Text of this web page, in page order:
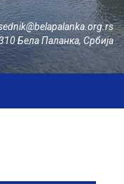
Бела Паланка, Србија